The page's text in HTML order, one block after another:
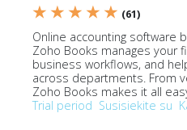
★ ★ ★ ★ ★ (61)
Online accounting software
Zoho Books manages your
business workflows, and
across departments. From
Zoho Books makes it all
Trial period Susisiekite su